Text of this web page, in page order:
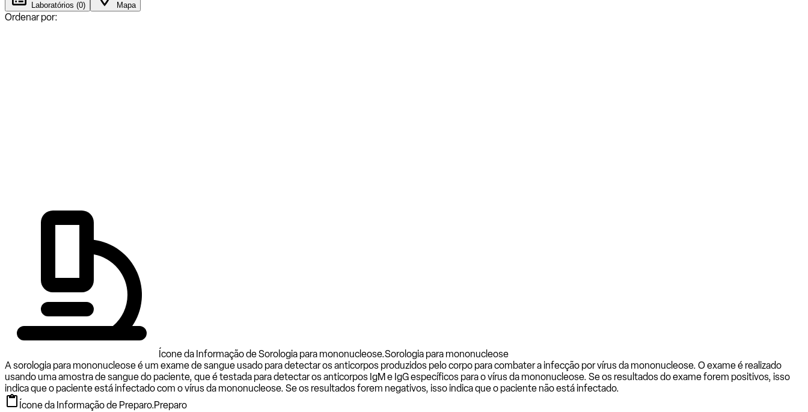
Laboratórios (0) Mapa
Ordenar por:
Ícone da Informação de Sorologia para mononucleose.Sorologia para mononucleose
A sorologia para mononucleose é um exame de sangue usado para detectar os anticorpos produzidos pelo corpo para combater a infecção por vírus da mononucleose. O exame é realizado
usando uma amostra de sangue do paciente, que é testada para detectar os anticorpos IgM e IgG específicos para o vírus da mononucleose. Se os resultados do exame forem positivos, isso
indica que o paciente está infectado com o vírus da mononucleose. Se os resultados forem negativos, isso indica que o paciente não está infectado.
Ícone da Informação de Preparo.Preparo